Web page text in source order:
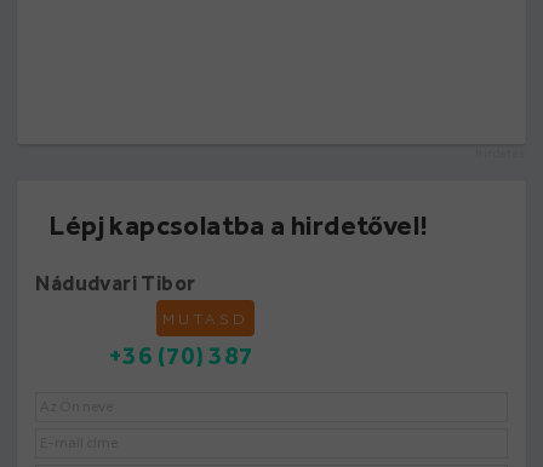
Lépj kapcsolatba a hirdetővel!
Nádudvari Tibor
MUTASD
+36 (70) 387